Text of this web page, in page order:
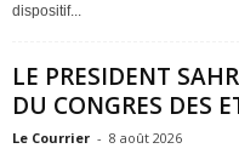
dispositif...
LE PRESIDENT
DU CONGRES DES
Le Courrier - 8 août 2026